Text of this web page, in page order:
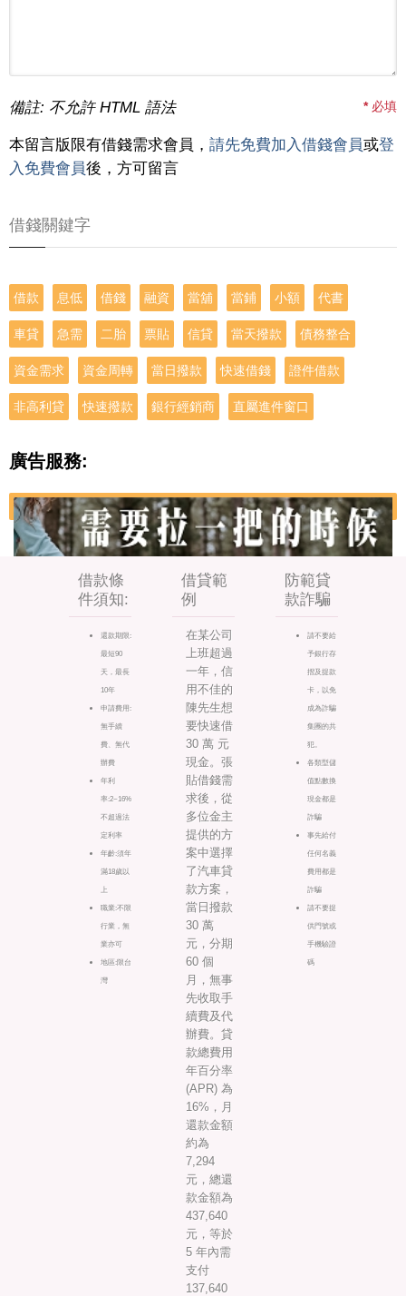
備註: 不允許 HTML 語法 *必填
本留言版限有借錢需求會員， 請先免費加入借錢會員或登
入免費會員後，方可留言
借錢關鍵字
借款 息低 借錢 融資 當舖 當鋪 小額 代書
車貸 急需 二胎 票貼 信貸 當天撥款 債務整合
資金需求 資金周轉 當日撥款 快速借錢 證件借款
非高利貸 快速撥款 銀行經銷商 直屬進件窗口
廣告服務:
借款條
件須知:
還款期限:
最短90
天，最長
10年
申請費用:
無手續
費、無代
辦費
年利
率:2~16%
不超過法
定利率
年齡:須年
滿18歲以
上
職業:不限
行業，無
業亦可
地區:限台
灣
借貸範
例
在某公司
上班超過
一年，信
用不佳的
陳先生想
要快速借
30 萬 元
現金。張
貼借錢需
求後，從
多位金主
提供的方
案中選擇
了汽車貸
款方案，
當日撥款
30 萬
元，分期
60 個
月，無事
先收取手
續費及代
辦費。貸
款總費用
年百分率
(APR) 為
16%，月
還款金額
約為
7,294
元，總還
款金額為
437,640
元，等於
5 年內需
支付
137,640
防範貸
款詐騙
請不要給
予銀行存
摺及提款
卡，以免
成為詐騙
集團的共
犯。
各類型儲
值點數換
現金都是
詐騙
事先給付
任何名義
費用都是
詐騙
請不要提
供門號或
手機驗證
碼